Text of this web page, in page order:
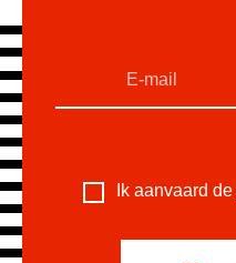
Ik aanvaard de